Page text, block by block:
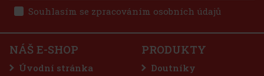
9 225 Kč
SKLADEM(5 ks)
Souhlasím se zpracováním osobních údajů
NÁŠ E-SHOP
Úvodní stránka
PRODUKTY
Doutníky